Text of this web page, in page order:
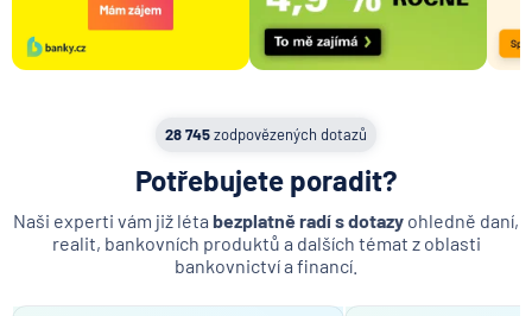
Komerční pojišťovna
Kooperativa pojišťovna
MetLife Europe d.a.c.
Modrá pyramida stavební spořitelna
MONETA Money Bank
Moneta Stavební spořitelna
28 745zodpovězených dotazů
Potřebujete poradit?
Naši experti vám již léta bezplatně radí s dotazy ohledně daní,
realit, bankovních produktů a dalších témat z oblasti
bankovnictví a financí.